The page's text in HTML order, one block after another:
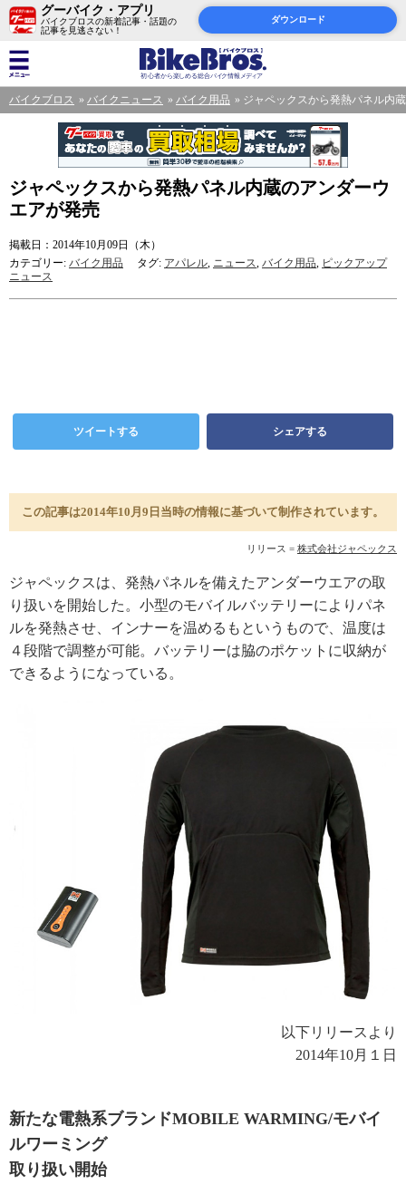
グーバイク・アプリ
バイクブロスの新着記事・話題の
記事を見逃さない！
ダウンロード
バイクブロス バイクニュース バイク用品 ジャペックスから発熱パネル内
ジャペックスから発熱パネル内蔵のアンダーウ
エアが発売
掲載日：2014年10月09日（木）
カテゴリー: バイク用品 タグ: アパレル, ニュース, バイク用品, ピックアップ
ニュース
ツイートする シェアする
この記事は2014年10月9日当時の情報に基づいて制作されています。
リリース = 株式会社ジャペックス
ジャペックスは、発熱パネルを備えたアンダーウエアの取
り扱いを開始した。小型のモバイルバッテリーによりパネ
ルを発熱させ、インナーを温めるもというもので、温度は
４段階で調整が可能。バッテリーは脇のポケットに収納が
できるようになっている。
以下リリースより
2014年10月１日
新たな電熱系ブランドMOBILE WARMING/モバイ
ルワーミング
取り扱い開始